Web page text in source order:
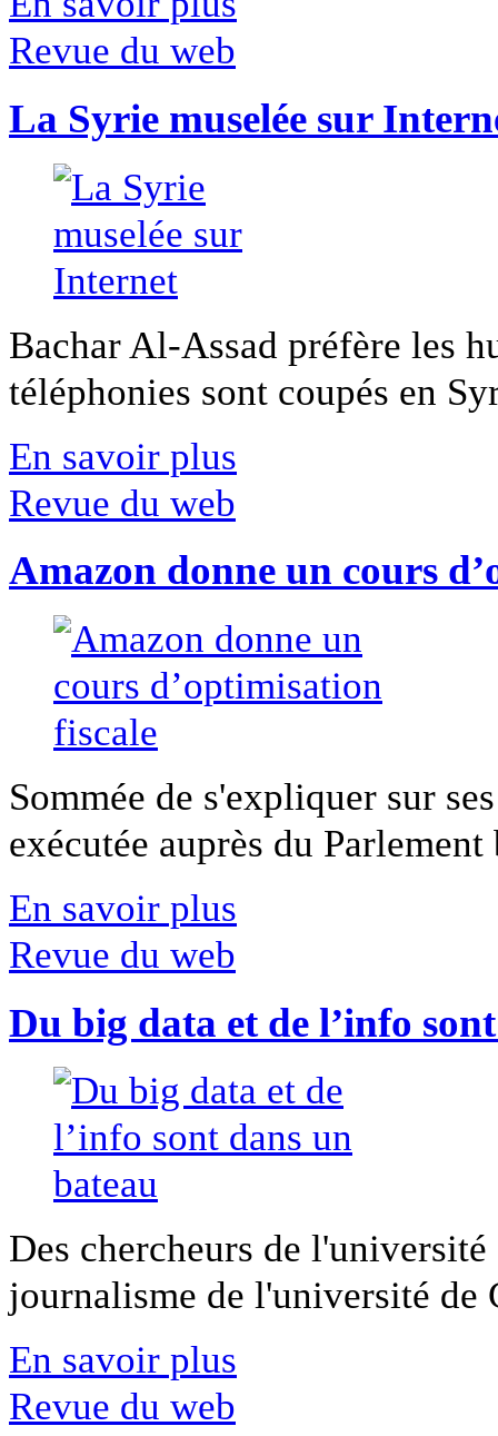
Revue du web
La Syrie muselée sur
Bachar Al-Assad préfère les
téléphonies sont coupés en
En savoir plus
Revue du web
Amazon donne un cours
Sommée de s'expliquer sur
exécutée auprès du
En savoir plus
Revue du web
Du big data et de l’info
Des chercheurs de
journalisme de l'université
En savoir plus
Revue du web